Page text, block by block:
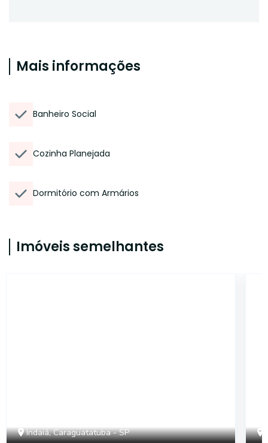
Mais informações
Banheiro Social
Cozinha Planejada
Dormitório com Armários
Imóveis semelhantes
Indaiá, Caraguatatuba - SP